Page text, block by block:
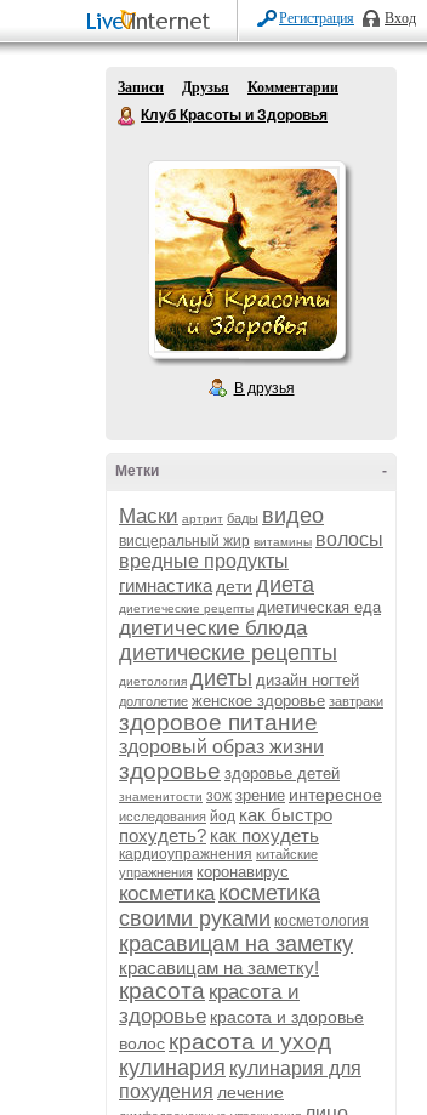
Регистрация Вход
Записи Друзья
Комментарии
Клуб Красоты и Здоровья
В друзья
-
Метки
Маски артрит бады видео
висцеральный жир витамины волосы
вредные продукты
гимнастика дети диета
диетиеческие рецепты диетическая еда
диетические блюда
диетические рецепты
диетология диеты дизайн ногтей
долголетие женское здоровье завтраки
здоровое питание
здоровый образ жизни
здоровье здоровье детей
знаменитости зож зрение интересное
исследования йод как быстро
похудеть? как похудеть
кардиоупражнения китайские
упражнения коронавирус
косметика косметика
своими руками косметология
красавицам на заметку
красавицам на заметку!
красота красота и
здоровье красота и здоровье
волос красота и уход
кулинария кулинария для
похудения лечение